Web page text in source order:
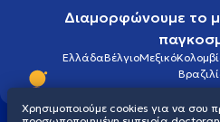
Διαμορφώνουμε το
ΕλλάδαΒέλγιοΜεξικό
Χρησιμοποιούμε cookies για να σου